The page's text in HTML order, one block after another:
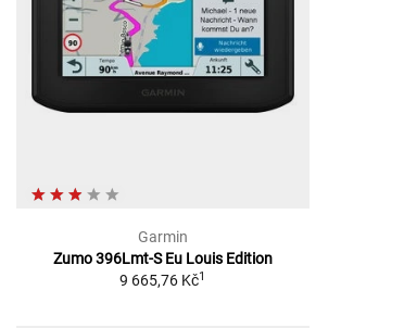
Garmin
Zumo 396Lmt-S Eu Louis Edition
9 665,76 Kč1